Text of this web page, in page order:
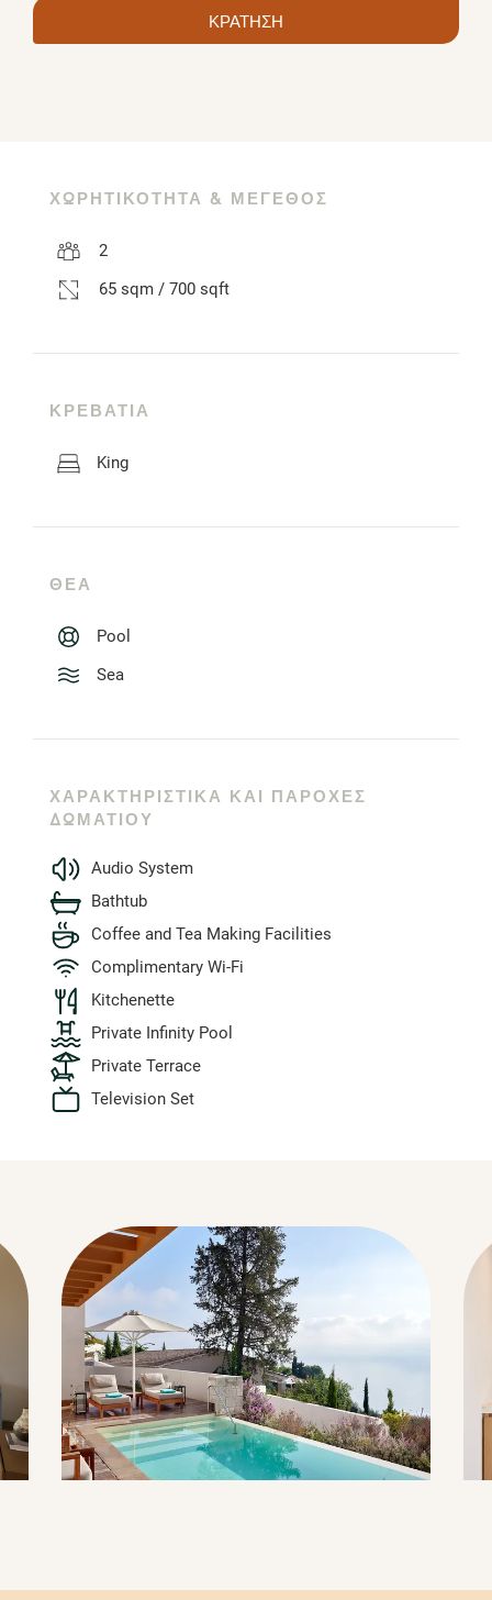
ΚΡΑΤΗΣΗ
ΧΩΡΗΤΙΚΌΤΗΤΑ & ΜΈΓΕΘΟΣ
2
65 sqm / 700 sqft
ΚΡΕΒΆΤΙΑ
King
ΘΈΑ
Pool
Sea
ΧΑΡΑΚΤΗΡΙΣΤΙΚΆ ΚΑΙ ΠΑΡΟΧΈΣ
ΔΩΜΑΤΊΟΥ
Audio System
Bathtub
Coffee and Tea Making Facilities
Complimentary Wi-Fi
Kitchenette
Private Infinity Pool
Private Terrace
Television Set